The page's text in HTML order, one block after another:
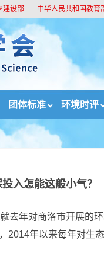
建设部 中华人民共和国教育
团体标准 环境时评
入怎能这般小气？
去年对商洛市开展的
2014年以来每年对生